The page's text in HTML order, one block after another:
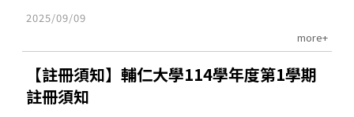
2025/09/09
more+
【註冊須知】輔仁大學114學年度第1學期
註冊須知